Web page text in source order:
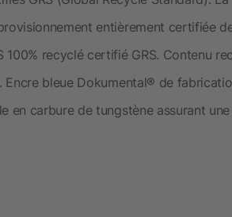
entièrement certifiée
100% recyclé certifié GRS. Contenu
bleue Dokumental® de
en carbure de tungstène assurant